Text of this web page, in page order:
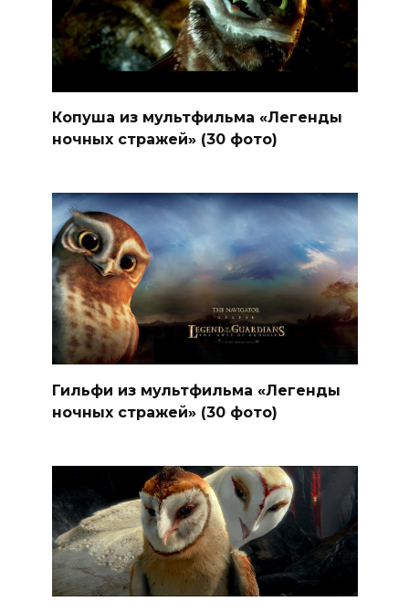
Копуша из мультфильма «Легенды
ночных стражей» (30 фото)
Гильфи из мультфильма «Легенды
ночных стражей» (30 фото)